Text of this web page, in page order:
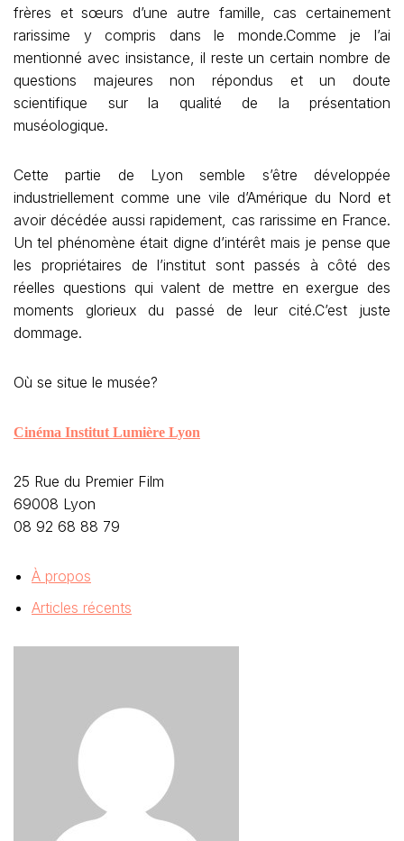
frères et sœurs d’une autre famille, cas certainement
rarissime y compris dans le monde.Comme je l’ai
mentionné avec insistance, il reste un certain nombre de
questions majeures non répondus et un doute
scientifique sur la qualité de la présentation
muséologique.
Cette partie de Lyon semble s’être développée
industriellement comme une vile d’Amérique du Nord et
avoir décédée aussi rapidement, cas rarissime en France.
Un tel phénomène était digne d’intérêt mais je pense que
les propriétaires de l’institut sont passés à côté des
réelles questions qui valent de mettre en exergue des
moments glorieux du passé de leur cité.C’est juste
dommage.
Où se situe le musée?
Cinéma Institut Lumière Lyon
25 Rue du Premier Film
69008 Lyon
08 92 68 88 79
À propos
Articles récents